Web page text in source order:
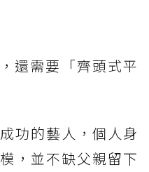
還需要「齊頭式平
功的藝人，個人身
，並不缺父親留下